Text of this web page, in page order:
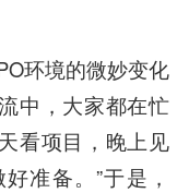
环境的微妙变化
中，大家都在忙
看项目，晚上见
准备。”于是，